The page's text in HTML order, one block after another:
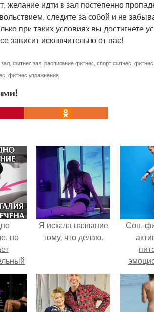
желание идти в зал постепенно
следите за собой и не
при таких условиях вы достигнете
зависит исключительно от вас!
фитнес зал расписание фитнес спорт фитнес фитнес
фитнес упражнения
но
этом
Я искала название
тому, что делаю.
Сон,